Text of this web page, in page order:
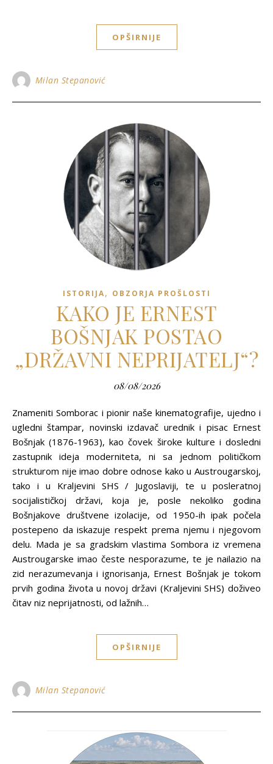
OPŠIRNIJE
Milan Stepanović
ISTORIJA, OBZORJA PROŠLOSTI
KAKO JE ERNEST
BOŠNJAK POSTAO
„DRŽAVNI NEPRIJATELJ“?
08/08/2026
Znameniti Somborac i pionir naše kinematografije, ujedno i
ugledni štampar, novinski izdavač urednik i pisac Ernest
Bošnjak (1876-1963), kao čovek široke kulture i dosledni
zastupnik ideja moderniteta, ni sa jednom političkom
strukturom nije imao dobre odnose kako u Austrougarskoj,
tako i u Kraljevini SHS / Jugoslaviji, te u posleratnoj
socijalističkoj državi, koja je, posle nekoliko godina
Bošnjakove društvene izolacije, od 1950-ih ipak počela
postepeno da iskazuje respekt prema njemu i njegovom
delu. Mada je sa gradskim vlastima Sombora iz vremena
Austrougarske imao česte nesporazume, te je nailazio na
zid nerazumevanja i ignorisanja, Ernest Bošnjak je tokom
prvih godina života u novoj državi (Kraljevini SHS) doživeo
čitav niz neprijatnosti, od lažnih…
OPŠIRNIJE
Milan Stepanović